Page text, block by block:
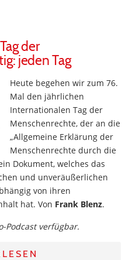
der
jeden Tag
Heute begehen wir zum 76.
Mal den jährlichen
Internationalen Tag der
Menschenrechte, der an die
„Allgemeine Erklärung der
Menschenrechte durch die
Dokument, welches das
und unveräußerlichen
von ihren
hat. Von Frank Blenz.
Podcast verfügbar.